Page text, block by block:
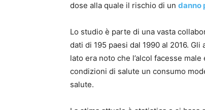
dose alla quale il rischio di un danno
Lo studio è parte di una vasta
dati di 195 paesi dal 1990 al 2016.
lato era noto che l’alcol facesse
condizioni di salute un consumo
salute.